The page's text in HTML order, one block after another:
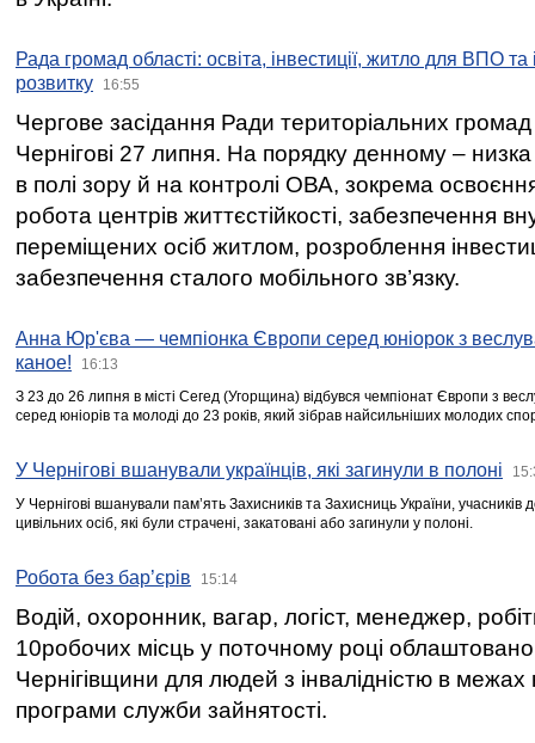
Рада громад області: освіта, інвестиції, житло для ВПО
розвитку
16:55
Чергове засідання Ради територіальних громад
Чернігові 27 липня. На порядку денному –
в полі зору й на контролі ОВА, зокрема освоєння
робота центрів життєстійкості, забезпечення
переміщених осіб житлом, розроблення
забезпечення сталого мобільного зв’язку.
Анна Юр'єва — чемпіонка Європи серед юніорок з
каное!
16:13
З 23 до 26 липня в місті Сегед (Угорщина) відбувся чемпіонат Європи з
серед юніорів та молоді до 23 років, який зібрав найсильніших молодих
У Чернігові вшанували українців, які загинули в полоні
У Чернігові вшанували пам’ять Захисників та Захисниць України,
цивільних осіб, які були страчені, закатовані або загинули у полоні.
Робота без бар’єрів 15:14
Водій, охоронник, вагар, логіст, менеджер,
10робочих місць у поточному році
Чернігівщини для людей з інвалідністю в межах
програми служби зайнятості.